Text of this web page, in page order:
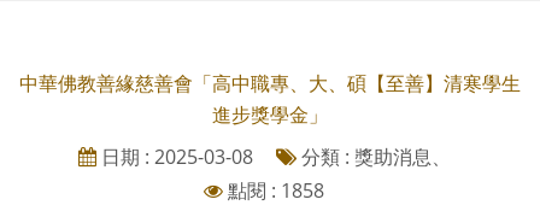
中華佛教善緣慈善會「高中職專、大、碩【至善】清寒學生
進步獎學金」
日期 : 2025-03-08
分類 : 獎助消息、
點閱 : 1858